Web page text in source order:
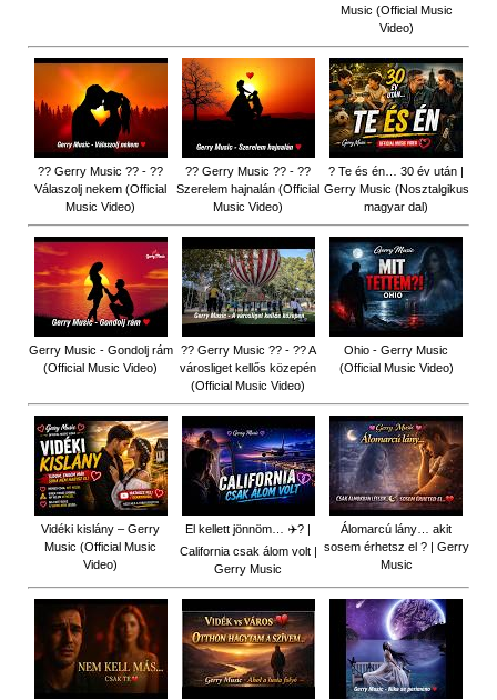
Music (Official Music
Video)
?? Gerry Music ?? - ??
Válaszolj nekem (Official
Music Video)
?? Gerry Music ?? - ??
Szerelem hajnalán (Official
Music Video)
? Te és én… 30 év után |
Gerry Music (Nosztalgikus
magyar dal)
Gerry Music - Gondolj rám
(Official Music Video)
?? Gerry Music ?? - ?? A
városliget kellős közepén
(Official Music Video)
Ohio - Gerry Music
(Official Music Video)
Vidéki kislány – Gerry
Music (Official Music
Video)
El kellett jönnöm… ✈️? |
California csak álom volt |
Gerry Music
Álomarcú lány… akit
sosem érhetsz el ? | Gerry
Music